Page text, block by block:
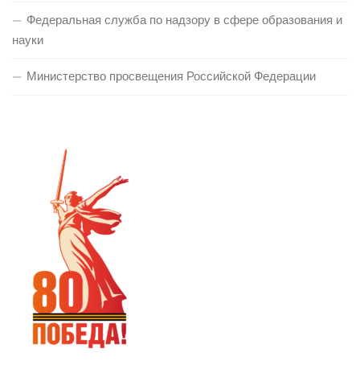
Федеральная служба по надзору в сфере образования и
науки
Министерство просвещения Российской Федерации